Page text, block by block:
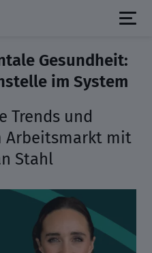
Gesundheit:
im System
Trends und
Arbeitsmarkt mit
Stahl